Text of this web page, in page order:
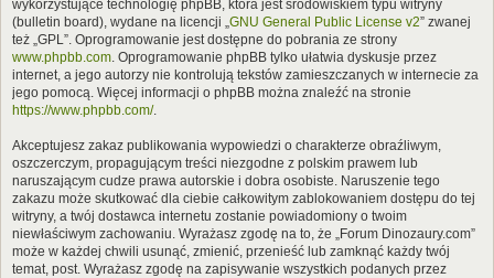
wykorzystujące technologię phpBB, która jest środowiskiem typu witryny
(bulletin board), wydane na licencji „GNU General Public License v2” zwanej
też „GPL”. Oprogramowanie jest dostępne do pobrania ze strony
www.phpbb.com. Oprogramowanie phpBB tylko ułatwia dyskusje przez
internet, a jego autorzy nie kontrolują tekstów zamieszczanych w internecie za
jego pomocą. Więcej informacji o phpBB można znaleźć na stronie
https://www.phpbb.com/.
Akceptujesz zakaz publikowania wypowiedzi o charakterze obraźliwym,
oszczerczym, propagującym treści niezgodne z polskim prawem lub
naruszającym cudze prawa autorskie i dobra osobiste. Naruszenie tego
zakazu może skutkować dla ciebie całkowitym zablokowaniem dostępu do tej
witryny, a twój dostawca internetu zostanie powiadomiony o twoim
niewłaściwym zachowaniu. Wyrażasz zgodę na to, że „Forum Dinozaury.com”
może w każdej chwili usunąć, zmienić, przenieść lub zamknąć każdy twój
temat, post. Wyrażasz zgodę na zapisywanie wszystkich podanych przez